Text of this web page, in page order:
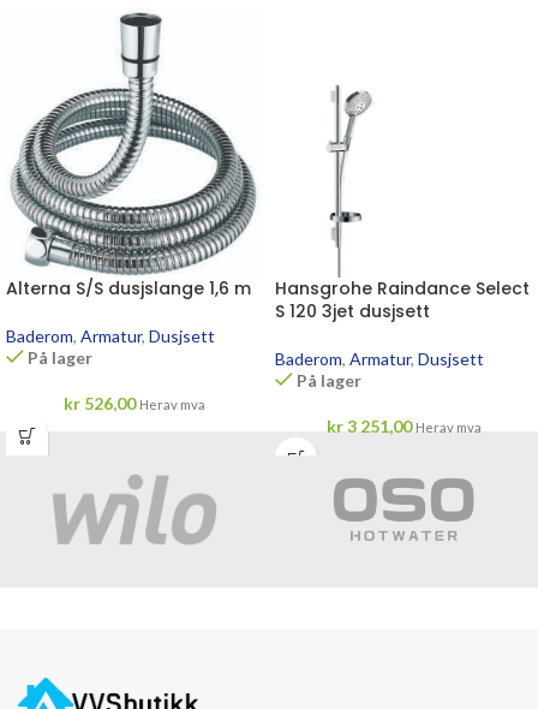
Alterna S/S dusjslange 1,6 m
Baderom, Armatur, Dusjsett
På lager
kr 526,00 Herav mva
Hansgrohe Raindance Select
S 120 3jet dusjsett
Baderom, Armatur, Dusjsett
På lager
kr3 251,00 Herav mva